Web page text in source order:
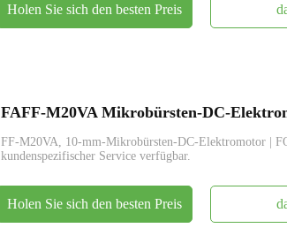
Holen Sie sich den besten Preis
FAFF-M20VA Mikrobürsten-DC-
FF-M20VA, 10-mm-Mikrobürsten-DC-Elektromotor |
kundenspezifischer Service verfügbar.
Holen Sie sich den besten Preis